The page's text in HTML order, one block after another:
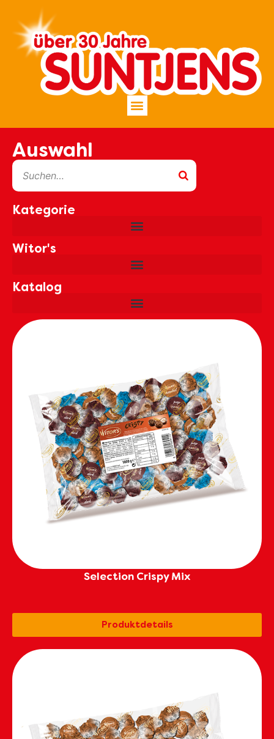
springen
Auswahl
Kategorie
Witor's
Katalog
Selection Crispy Mix
Produktdetails